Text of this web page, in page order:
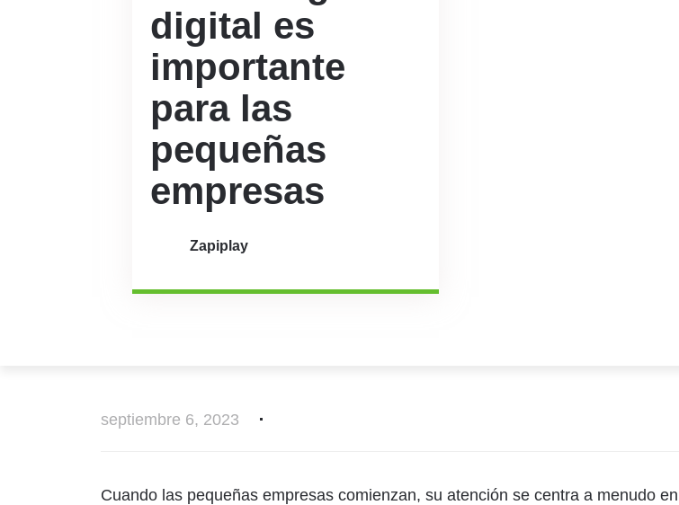
digital es
importante
para las
pequeñas
empresas
Zapiplay
septiembre 6, 2023
Cuando las pequeñas empresas comienzan, su atención se centra a menudo